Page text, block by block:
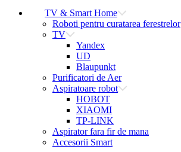
TV & Smart Home
Roboti pentru curatarea ferestrelor
TV
Yandex
UD
Blaupunkt
Purificatori de Aer
Aspiratoare robot
HOBOT
XIAOMI
TP-LINK
Aspirator fara fir de mana
Accesorii Smart